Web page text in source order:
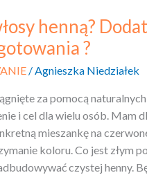
henną?
?
/Agnieszka Niedziałek
za pomocą
i cel dla wielu osób. Mam
mieszankę na
koloru. Co jest złym
czystej henny.